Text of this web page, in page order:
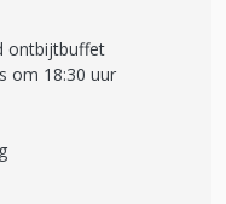
ontbijtbuffet
om 18:30 uur